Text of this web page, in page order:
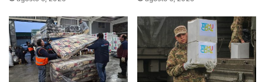
l
i
m
e
n
t
o
c
a